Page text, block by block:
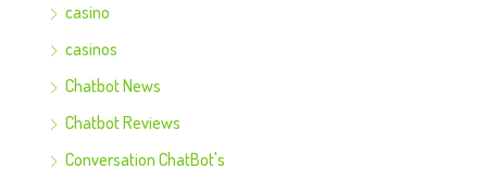
casino
casinos
Chatbot News
Chatbot Reviews
Conversation ChatBot's